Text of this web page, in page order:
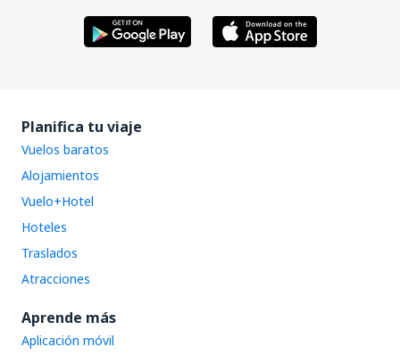
Planifica tu viaje
Vuelos baratos
Alojamientos
Vuelo+Hotel
Hoteles
Traslados
Atracciones
Aprende más
Aplicación móvil